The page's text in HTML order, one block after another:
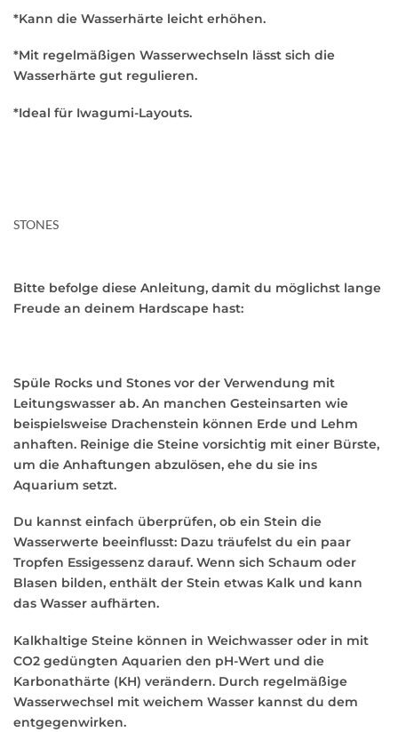
*Kann die Wasserhärte leicht erhöhen.
*Mit regelmäßigen Wasserwechseln lässt sich die
Wasserhärte gut regulieren.
*Ideal für Iwagumi-Layouts.
STONES
Bitte befolge diese Anleitung, damit du möglichst lange
Freude an deinem Hardscape hast:
Spüle Rocks und Stones vor der Verwendung mit
Leitungswasser ab. An manchen Gesteinsarten wie
beispielsweise Drachenstein können Erde und Lehm
anhaften. Reinige die Steine vorsichtig mit einer Bürste,
um die Anhaftungen abzulösen, ehe du sie ins
Aquarium setzt.
Du kannst einfach überprüfen, ob ein Stein die
Wasserwerte beeinflusst: Dazu träufelst du ein paar
Tropfen Essigessenz darauf. Wenn sich Schaum oder
Blasen bilden, enthält der Stein etwas Kalk und kann
das Wasser aufhärten.
Kalkhaltige Steine können in Weichwasser oder in mit
CO2 gedüngten Aquarien den pH-Wert und die
Karbonathärte (KH) verändern. Durch regelmäßige
Wasserwechsel mit weichem Wasser kannst du dem
entgegenwirken.